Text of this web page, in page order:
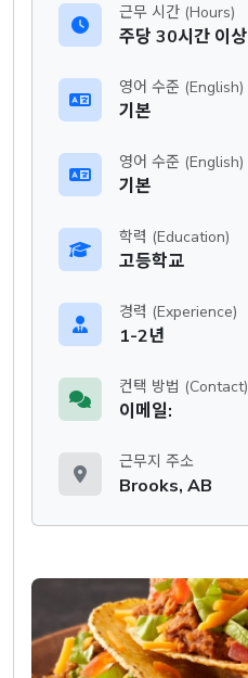
근무 시간 (Hours)
주당 30시간 이상
영어 수준 (English)
기본
영어 수준 (English)
기본
학력 (Education)
고등학교
경력 (Experience)
1-2년
컨택 방법 (Contact)
이메일:
근무지 주소
Brooks, AB